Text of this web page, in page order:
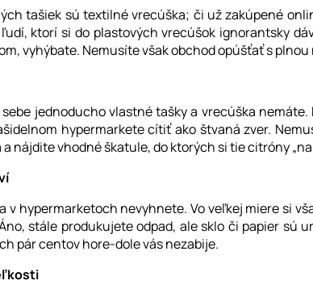
tašiek sú textilné vrecúška; či už zakúpené
ktorí si do plastových vrecúšok ignorantsky
vyhýbate. Nemusíte však obchod opúšťať s
jednoducho vlastné tašky a vrecúška
hypermarkete cítiť ako štvaná zver.
a nájdite vhodné škatule, do ktorých si tie citróny
v hypermarketoch nevyhnete. Vo veľkej miere si
stále produkujete odpad, ale sklo či papier
pár centov hore-dole vás nezabije.